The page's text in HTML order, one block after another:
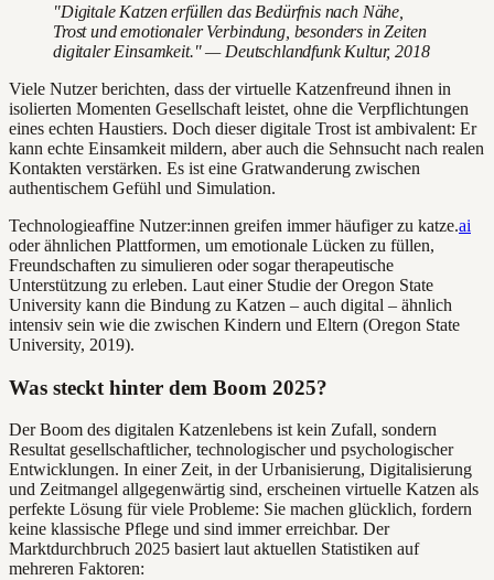
"Digitale Katzen erfüllen das Bedürfnis nach Nähe,
Trost und emotionaler Verbindung, besonders in Zeiten
digitaler Einsamkeit." — Deutschlandfunk Kultur, 2018
Viele Nutzer berichten, dass der virtuelle Katzenfreund ihnen in
isolierten Momenten Gesellschaft leistet, ohne die Verpflichtungen
eines echten Haustiers. Doch dieser digitale Trost ist ambivalent: Er
kann echte Einsamkeit mildern, aber auch die Sehnsucht nach realen
Kontakten verstärken. Es ist eine Gratwanderung zwischen
authentischem Gefühl und Simulation.
Technologieaffine Nutzer:innen greifen immer häufiger zu katze.ai
oder ähnlichen Plattformen, um emotionale Lücken zu füllen,
Freundschaften zu simulieren oder sogar therapeutische
Unterstützung zu erleben. Laut einer Studie der Oregon State
University kann die Bindung zu Katzen – auch digital – ähnlich
intensiv sein wie die zwischen Kindern und Eltern (Oregon State
University, 2019).
Was steckt hinter dem Boom 2025?
Der Boom des digitalen Katzenlebens ist kein Zufall, sondern
Resultat gesellschaftlicher, technologischer und psychologischer
Entwicklungen. In einer Zeit, in der Urbanisierung, Digitalisierung
und Zeitmangel allgegenwärtig sind, erscheinen virtuelle Katzen als
perfekte Lösung für viele Probleme: Sie machen glücklich, fordern
keine klassische Pflege und sind immer erreichbar. Der
Marktdurchbruch 2025 basiert laut aktuellen Statistiken auf
mehreren Faktoren: